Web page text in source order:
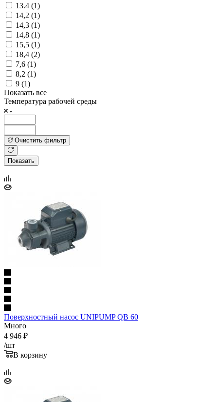
13.4 (1)
14,2 (1)
14,3 (1)
14,8 (1)
15,5 (1)
18,4 (2)
7,6 (1)
8,2 (1)
9 (1)
Показать все
Температура рабочей среды
Очистить фильтр
Показать
Поверхностный насос UNIPUMP QB 60
Много
4 946 ₽
/шт
В корзину